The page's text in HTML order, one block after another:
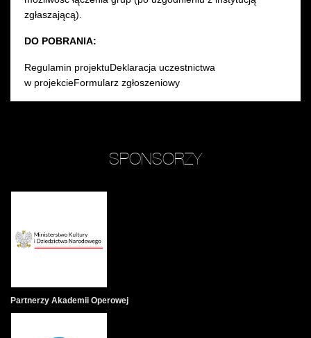
zgłaszającą).
DO POBRANIA:
Regulamin projektuDeklaracja uczestnictwa
w projekcieFormularz zgłoszeniowy
SPONSORZY
Partnerzy Akademii Operowej